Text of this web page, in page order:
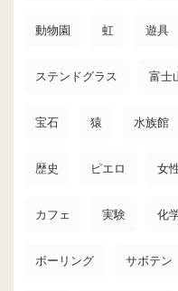
動物園 虹 遊具
ステンドグラス 富士
宝石 猿 水族館
歴史 ピエロ 女
カフェ 実験 化
ボーリング サボテン